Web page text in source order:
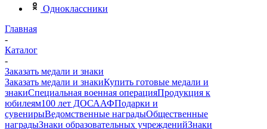
Одноклассники
Главная
-
Каталог
-
Заказать медали и знаки
Заказать медали и знакиКупить готовые медали и
знакиСпециальная военная операцияПродукция к
юбилеям100 лет ДОСААФПодарки и
сувенирыВедомственные наградыОбщественные
наградыЗнаки образовательных учрежденийЗнаки